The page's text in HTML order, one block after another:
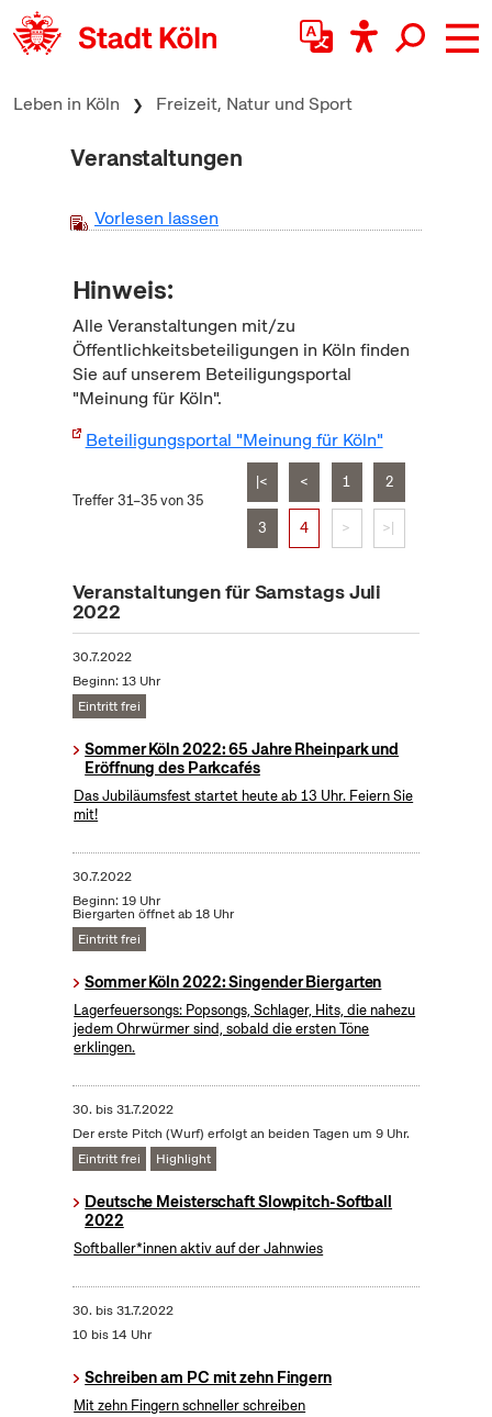
zum Inhalt springen
Leben in Köln Freizeit, Natur und Sport
Veranstaltungen
Vorlesen lassen
Hinweis:
Alle Veranstaltungen mit/zu
Öffentlichkeitsbeteiligungen in Köln finden
Sie auf unserem Beteiligungsportal
"Meinung für Köln".
Beteiligungsportal "Meinung für Köln"
Treffer 31–35 von 35
|< < 1 2
3 4 > >|
Veranstaltungen für Samstags Juli
2022
30.7.2022
Beginn: 13 Uhr
Eintritt frei
Sommer Köln 2022: 65 Jahre Rheinpark und
Eröffnung des Parkcafés
Das Jubiläumsfest startet heute ab 13 Uhr. Feiern Sie
mit!
30.7.2022
Beginn: 19 Uhr
Biergarten öffnet ab 18 Uhr
Eintritt frei
Sommer Köln 2022: Singender Biergarten
Lagerfeuersongs: Popsongs, Schlager, Hits, die nahezu
jedem Ohrwürmer sind, sobald die ersten Töne
erklingen.
30. bis31.7.2022
Der erste Pitch (Wurf) erfolgt an beiden Tagen um 9 Uhr.
Eintritt frei
Highlight
Deutsche Meisterschaft Slowpitch-Softball
2022
Softballer*innen aktiv auf der Jahnwies
30. bis31.7.2022
10 bis 14 Uhr
Schreiben am PC mit zehn Fingern
Mit zehn Fingern schneller schreiben